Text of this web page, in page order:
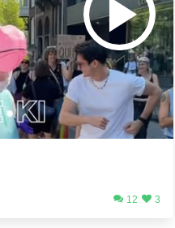
12 3